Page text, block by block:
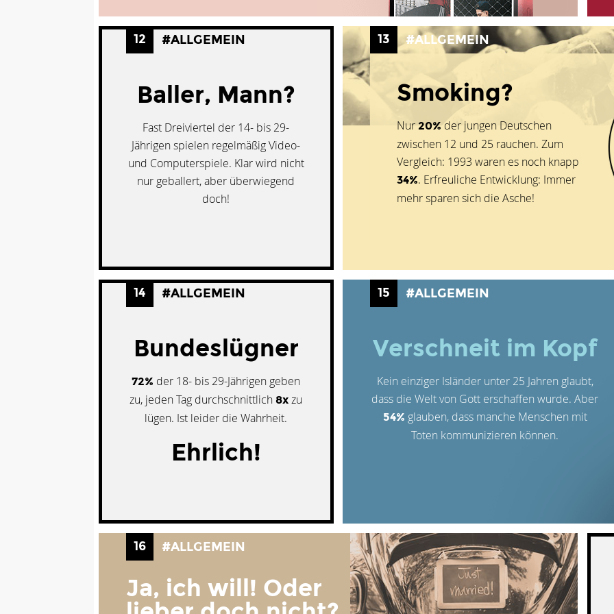
12 #ALLGEMEIN
Baller, Mann?
Fast Dreiviertel der 14- bis 29-
Jährigen spielen regelmäßig Video-
und Computerspiele. Klar wird nicht
nur geballert, aber überwiegend
doch!
13 #ALLGEMEIN
Smoking?
Nur20% der jungen Deutschen
zwischen 12 und 25 rauchen. Zum
Vergleich: 1993 waren es noch knapp
34%. Erfreuliche Entwicklung: Immer
mehr sparen sich die Asche!
14 #ALLGEMEIN
Bundeslügner
72% der 18- bis 29-Jährigen geben
zu, jeden Tag durchschnittlich8x zu
lügen. Ist leider die Wahrheit.
Ehrlich!
15 #ALLGEMEIN
Verschneit im Kopf
Kein einziger Isländer unter 25 Jahren glaubt,
dass die Welt von Gott erschaffen wurde. Aber
54% glauben, dass manche Menschen mit
Toten kommunizieren können.
16 #ALLGEMEIN
Ja, ich will! Oder